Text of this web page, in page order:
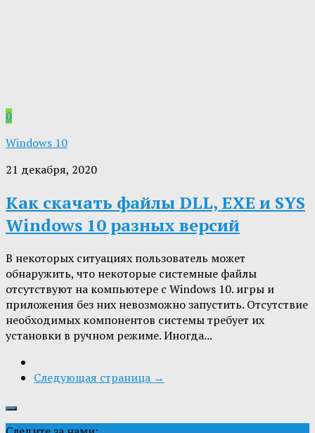
0
Windows 10
21 декабря, 2020
Как скачать файлы DLL, EXE и SYS
Windows 10 разных версий
В некоторых ситуациях пользователь может
обнаружить, что некоторые системные файлы
отсутствуют на компьютере с Windows 10. игры и
приложения без них невозможно запустить. Отсутствие
необходимых компонентов системы требует их
установки в ручном режиме. Иногда...
Следующая страница →